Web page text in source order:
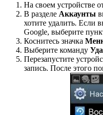
На своем устройстве
В разделе Аккаунты
хотите удалить. Если
Google, выберите
Коснитесь значка
Выберите команду
Перезапустите
запись. После этого